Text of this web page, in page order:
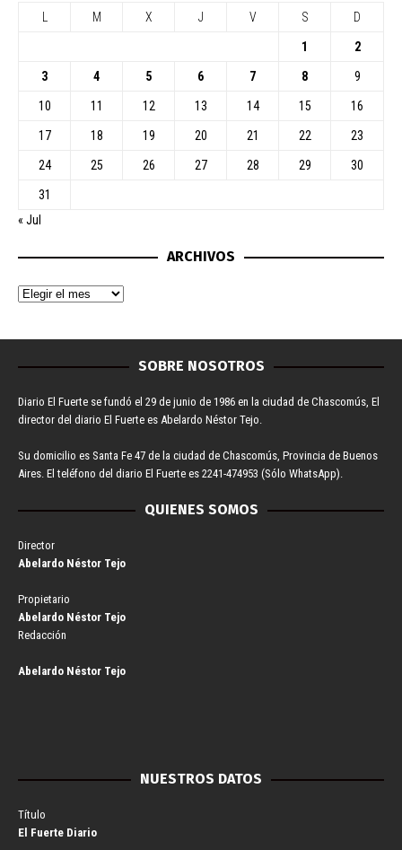
M X J V S D
1 2
3 4 5 6 7 8 9
10 11 12 13 14 15 16
17 18 19 20 21 22 23
24 25 26 27 28 29 30
31
« Jul
ARCHIVOS
SOBRE NOSOTROS
Diario El Fuerte se fundó el 29 de junio de 1986 en la ciudad de Chascomús, El
director del diario El Fuerte es Abelardo Néstor Tejo.
Su domicilio es Santa Fe 47 de la ciudad de Chascomús, Provincia de Buenos
Aires. El teléfono del diario El Fuerte es 2241-474953 (Sólo WhatsApp).
QUIENES SOMOS
Director
Abelardo Néstor Tejo
Propietario
Abelardo Néstor Tejo
Redacción
Abelardo Néstor Tejo
NUESTROS DATOS
Título
El Fuerte Diario